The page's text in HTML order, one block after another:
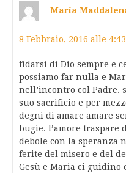
Maria
8 Febbraio, 2016 alle
fidarsi di Dio sempre e
possiamo far nulla e
nell’incontro col Padre.
suo sacrificio e per
degni di amare amare
bugie. l’amore traspare
debole con la speranza
ferite del misero e del
Gesù e Maria ci guidino